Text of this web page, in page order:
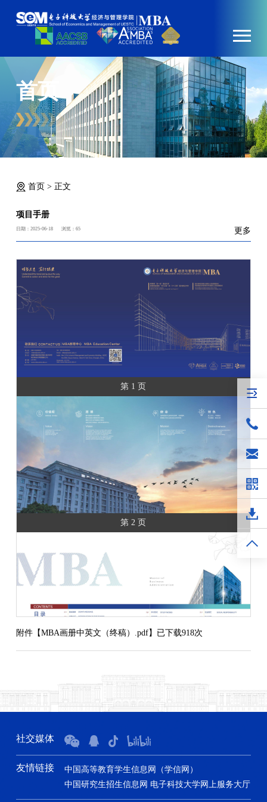
首页
首页 >正文
项目手册
日期：2025-06-18 浏览： 65 更多
第 1 页
第 2 页
附件【MBA画册中英文（终稿）.pdf】已下载918次
社交媒体
友情链接
中国高等教育学生信息网（学信网）
中国研究生招生信息网 电子科技大学网上服务大厅